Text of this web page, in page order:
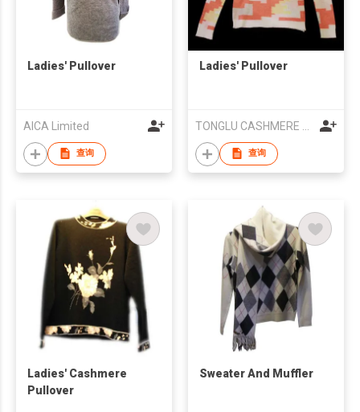
Ladies' Pullover
AICA Limited
查询
Ladies' Pullover
查询
Ladies' Cashmere
Pullover
Sweater And Muffler